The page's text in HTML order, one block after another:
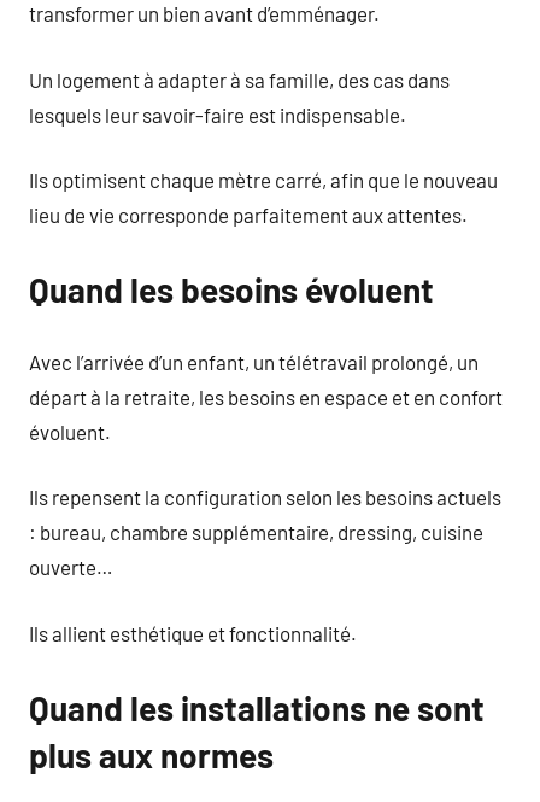
transformer un bien avant d’emménager.
Un logement à adapter à sa famille, des cas dans
lesquels leur savoir-faire est indispensable.
Ils optimisent chaque mètre carré, afin que le nouveau
lieu de vie corresponde parfaitement aux attentes.
Quand les besoins évoluent
Avec l’arrivée d’un enfant, un télétravail prolongé, un
départ à la retraite, les besoins en espace et en confort
évoluent.
Ils repensent la configuration selon les besoins actuels
: bureau, chambre supplémentaire, dressing, cuisine
ouverte…
Ils allient esthétique et fonctionnalité.
Quand les installations ne sont
plus aux normes